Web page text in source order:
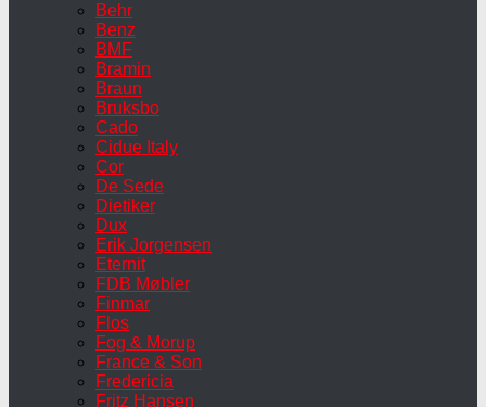
Behr
Benz
BMF
Bramin
Braun
Bruksbo
Cado
Cidue Italy
Cor
De Sede
Dietiker
Dux
Erik Jorgensen
Eternit
FDB Møbler
Finmar
Flos
Fog & Morup
France & Son
Fredericia
Fritz Hansen